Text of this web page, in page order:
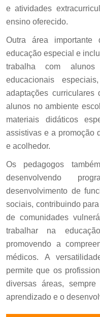
e atividades
ensino oferecido.
Outra área
educação especial e
trabalha com alunos
educacionais
adaptações
alunos no ambiente
materiais didáticos
assistivas e a promoção
e acolhedor.
Os pedagogos
desenvolvendo
desenvolvimento de
sociais, contribuindo
de comunidades
trabalhar na
promovendo a
médicos. A
permite que os
diversas áreas,
aprendizado e o